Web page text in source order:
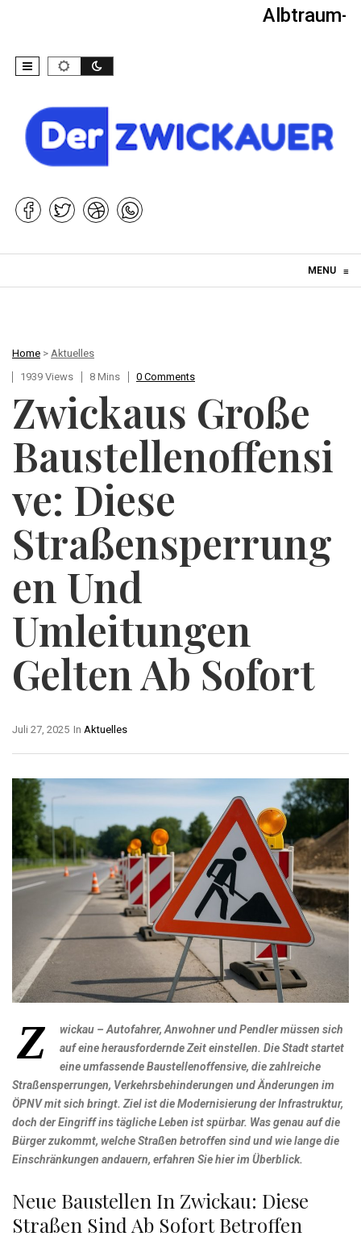
Albtraum-
MENU ≡
Home > Aktuelles
1939 Views
8 Mins 0 Comments
Zwickaus Große
Baustellenoffensi
Ve: Diese
Straßensperrung
En Und
Umleitungen
Gelten Ab Sofort
In Aktuelles
Juli 27, 2025
Z
wickau – Autofahrer, Anwohner und Pendler müssen sich
auf eine herausfordernde Zeit einstellen. Die Stadt startet
eine umfassende Baustellenoffensive, die zahlreiche
Straßensperrungen, Verkehrsbehinderungen und Änderungen im
ÖPNV mit sich bringt. Ziel ist die Modernisierung der Infrastruktur,
doch der Eingriff ins tägliche Leben ist spürbar. Was genau auf die
Bürger zukommt, welche Straßen betroffen sind und wie lange die
Einschränkungen andauern, erfahren Sie hier im Überblick.
Neue Baustellen In Zwickau: Diese
Straßen Sind Ab Sofort Betroffen